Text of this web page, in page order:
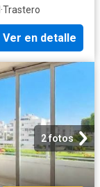
·Trastero
Ver en detalle
2 fotos